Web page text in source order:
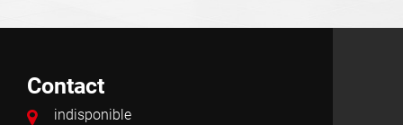
Contact
indisponible